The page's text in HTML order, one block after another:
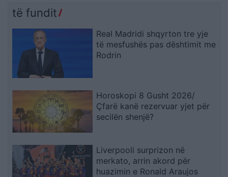
të fundit
Real Madridi shqyrton tre yje
të mesfushës pas dështimit me
Rodrin
Horoskopi 8 Gusht 2026/
Çfarë kanë rezervuar yjet për
secilën shenjë?
Liverpooli surprizon në
merkato, arrin akord për
huazimin e Ronald Araujos